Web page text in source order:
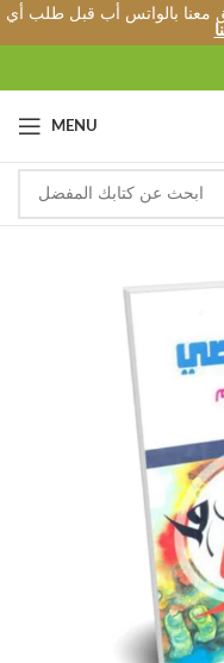
معنا بالواتس أب قبل طلب أي
MENU